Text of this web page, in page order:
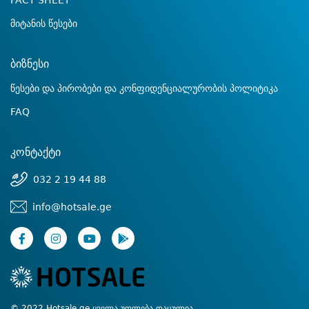
მიტანის წესები
ბიზნესი
წესები და პირობები და კონფიდენციალურობის პოლიტიკა
FAQ
კონტაქტი
032 2 19 44 88
info@hotsale.ge